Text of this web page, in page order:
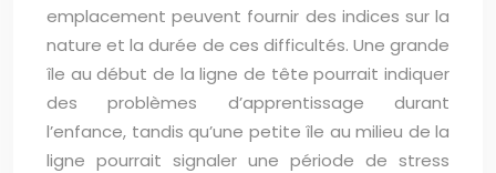
emplacement peuvent fournir des indices sur la
nature et la durée de ces difficultés. Une grande
île au début de la ligne de tête pourrait indiquer
des problèmes d’apprentissage durant
l’enfance, tandis qu’une petite île au milieu de la
ligne pourrait signaler une période de stress